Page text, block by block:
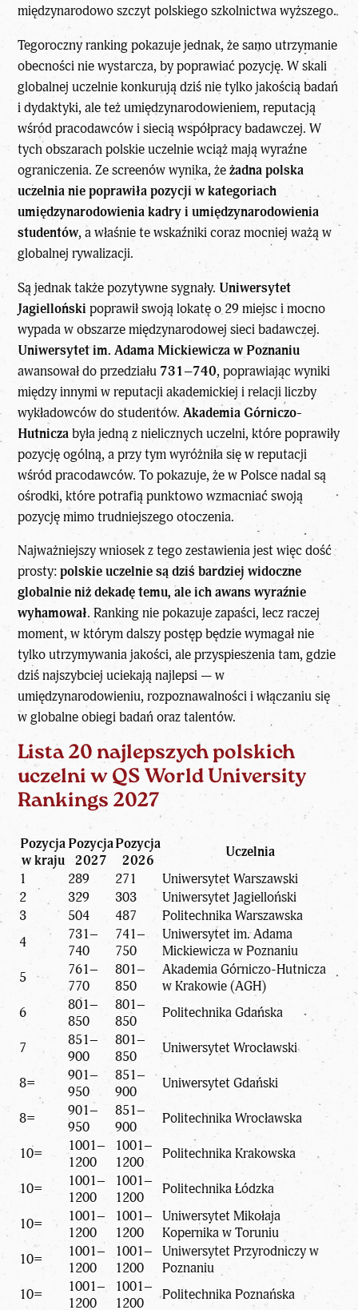
międzynarodowo szczyt polskiego szkolnictwa wyższego.
Tegoroczny ranking pokazuje jednak, że samo utrzymanie
obecności nie wystarcza, by poprawiać pozycję. W skali
globalnej uczelnie konkurują dziś nie tylko jakością badań
i dydaktyki, ale też umiędzynarodowieniem, reputacją
wśród pracodawców i siecią współpracy badawczej. W
tych obszarach polskie uczelnie wciąż mają wyraźne
ograniczenia. Ze screenów wynika, żeżadna polska
uczelnia nie poprawiła pozycji w kategoriach
umiędzynarodowienia kadry i umiędzynarodowienia
studentów, a właśnie te wskaźniki coraz mocniej ważą w
globalnej rywalizacji.
Są jednak także pozytywne sygnały. Uniwersytet
Jagielloński poprawił swoją lokatę o 29 miejsc i mocno
wypada w obszarze międzynarodowej sieci badawczej.
Uniwersytet im. Adama Mickiewicza w Poznaniu
awansował do przedziału 731–740, poprawiając wyniki
między innymi w reputacji akademickiej i relacji liczby
wykładowców do studentów.Akademia Górniczo-
Hutniczabyła jedną z nielicznych uczelni, które poprawiły
pozycję ogólną, a przy tym wyróżniła się w reputacji
wśród pracodawców. To pokazuje, że w Polsce nadal są
ośrodki, które potrafią punktowo wzmacniać swoją
pozycję mimo trudniejszego otoczenia.
Najważniejszy wniosek z tego zestawienia jest więc dość
prosty:polskie uczelnie są dziś bardziej widoczne
globalnie niż dekadę temu, ale ich awans wyraźnie
wyhamował. Ranking nie pokazuje zapaści, lecz raczej
moment, w którym dalszy postęp będzie wymagał nie
tylko utrzymywania jakości, ale przyspieszenia tam, gdzie
dziś najszybciej uciekają najlepsi — w
umiędzynarodowieniu, rozpoznawalności i włączaniu się
w globalne obiegi badań oraz talentów.
Lista 20 najlepszych polskich
uczelni w QS World University
Rankings 2027
Pozycja
w kraju
Pozycja
2027
Pozycja
2026
Uczelnia
1
289 271
Uniwersytet Warszawski
2
329 303
Uniwersytet Jagielloński
3
504 487
Politechnika Warszawska
4
731–
740
741–
750
Uniwersytet im. Adama
Mickiewicza w Poznaniu
5
761–
770
801–
850
Akademia Górniczo-Hutnicza
w Krakowie (AGH)
6
801–
850
801–
850
Politechnika Gdańska
7
851–
900
801–
850
Uniwersytet Wrocławski
8=
901–
950
851–
900
Uniwersytet Gdański
8=
901–
950
851–
900
Politechnika Wrocławska
10=
1001–
1200
1001–
1200
Politechnika Krakowska
10=
1001–
1200
1001–
1200
Politechnika Łódzka
10=
1001–
1200
1001–
1200
Uniwersytet Mikołaja
Kopernika w Toruniu
10=
1001–
1200
1001–
1200
Uniwersytet Przyrodniczy w
Poznaniu
10=
1001–
1200
1001–
1200
Politechnika Poznańska